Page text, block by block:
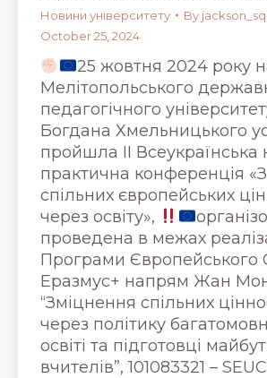
Новини університету By
October 25, 2024
25 жовтня 2024 року
Мелітопольського
педагогічного
Богдана Хмельницького
пройшла II Всеукраїнська
практична конференція
спільних європейських
через освіту»,
проведена в межах
Програми Європейського
Еразмус+ напрям Жан
“Зміцнення спільних
через політику
освіті та підготовці
вчителів”, 101083321 –